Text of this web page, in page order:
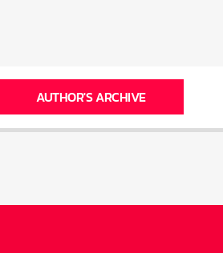
AUTHOR'S ARCHIVE